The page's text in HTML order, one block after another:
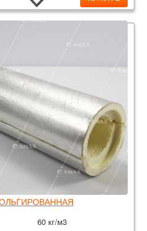
60 кг/м3